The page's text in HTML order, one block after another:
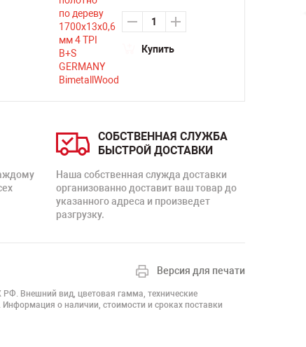
Купить
СОБСТВЕННАЯ СЛУЖБА
БЫСТРОЙ ДОСТАВКИ
Наша собственная служда доставки
организованно доставит ваш товар до
указанного адреса и произведет
разгрузку.
Версия для печати
РФ. Внешний вид, цветовая гамма, технические
о наличии, стоимости и сроках поставки